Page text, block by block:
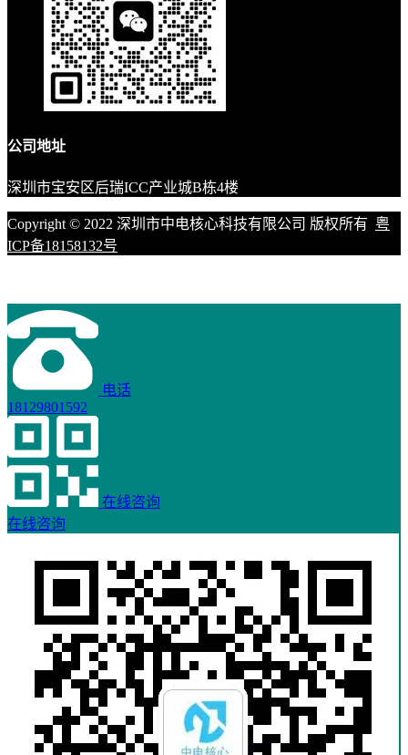
公司地址
深圳市宝安区后瑞ICC产业城B栋4楼
Copyright © 2022 深圳市中电核心科技有限公司 版权所有 粤
ICP备18158132号
电话
18129801592
在线咨询
在线咨询